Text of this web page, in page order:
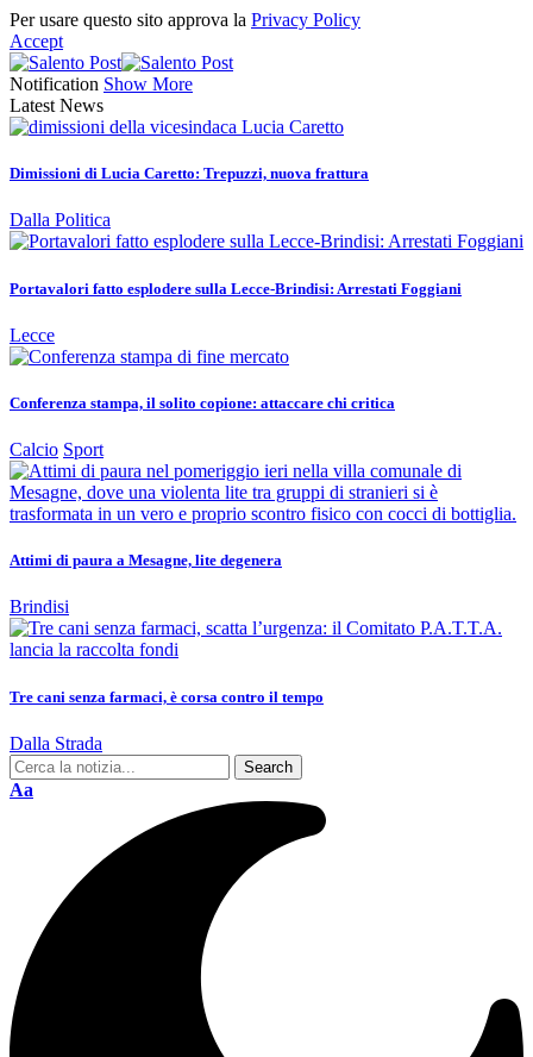
Per usare questo sito approva la Privacy Policy
Accept
Notification Show More
Latest News
Dimissioni di Lucia Caretto: Trepuzzi, nuova frattura
Dalla Politica
Portavalori fatto esplodere sulla Lecce-Brindisi: Arrestati Foggiani
Lecce
Conferenza stampa, il solito copione: attaccare chi critica
Calcio Sport
Attimi di paura a Mesagne, lite degenera
Brindisi
Tre cani senza farmaci, è corsa contro il tempo
Dalla Strada
Aa